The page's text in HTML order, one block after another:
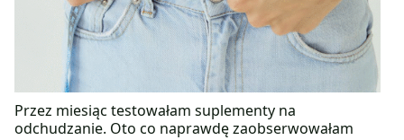
Przez miesiąc testowałam suplementy na
odchudzanie. Oto co naprawdę zaobserwowałam